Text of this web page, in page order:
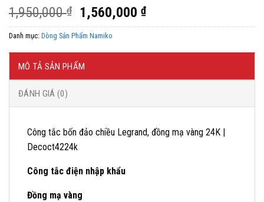
1,950,000₫
Giá
gốc
là:
1,950,000 ₫.
1,560,000₫Giá
hiện
là:
Danh mục: Dòng Sản Phẩm Namiko
MÔ TẢ SẢN PHẨM
ĐÁNH GIÁ (0)
Công tắc bốn đảo chiều Legrand, đồng mạ vàng 24K |
Decoct4224k
Công tắc điện nhập khẩu
Đồng mạ vàng